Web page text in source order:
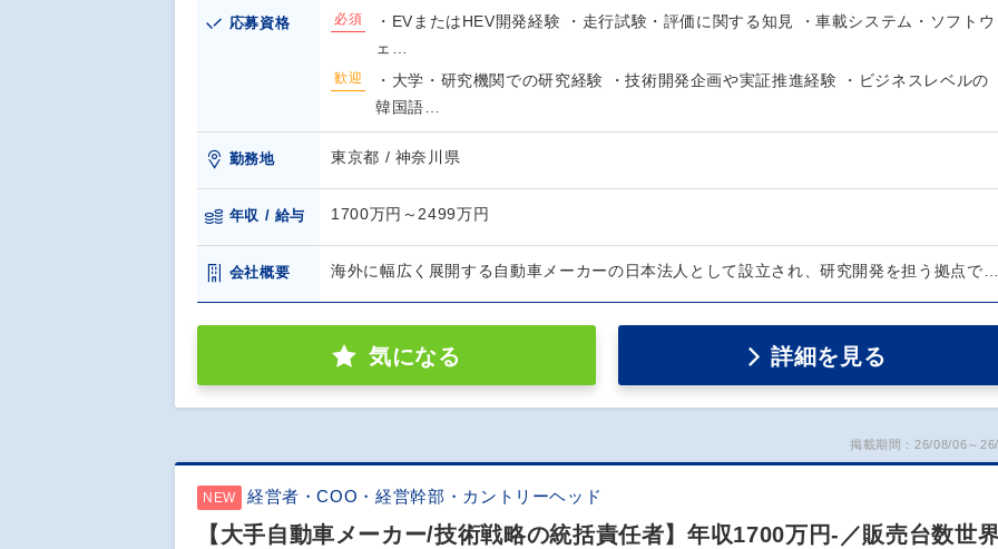
応募資格 必須
・EVまたはHEV開発経験 ・走行試験・評価に関する知見 ・車載システム・ソフトウ
ェ…
歓迎
・大学・研究機関での研究経験 ・技術開発企画や実証推進経験 ・ビジネスレベルの
韓国語…
勤務地 東京都 / 神奈川県
年収 / 給与 1700万円～2499万円
会社概要 海外に幅広く展開する自動車メーカーの日本法人として設立され、研究開発を担う拠点で
気になる 詳細を見る
掲載期間：26/08/06～
NEW 経営者・COO・経営幹部・カントリーヘッド
【大手自動車メーカー/技術戦略の統括責任者】年収1700万円-／販売台数世